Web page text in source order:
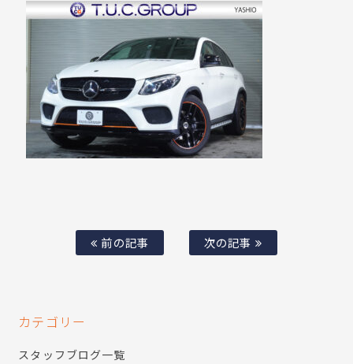
前の記事 次の記事
カテゴリー
スタッフブログ一覧